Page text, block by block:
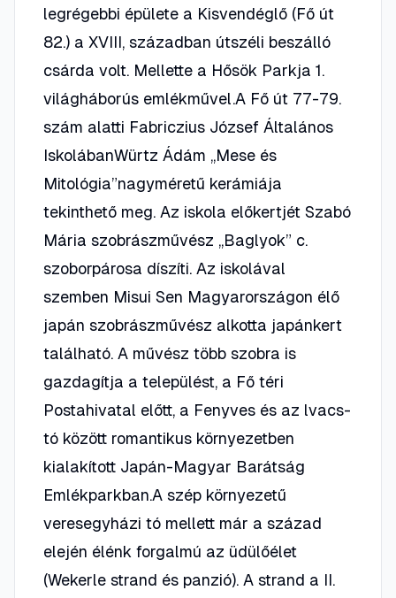
legrégebbi épülete a Kisvendéglő (Fő út
82.) a XVIII, században útszéli beszálló
csárda volt. Mellette a Hősök Parkja 1.
világháborús emlékművel.A Fő út 77-79.
szám alatti Fabriczius József Általános
IskolábanWürtz Ádám „Mese és
Mitológia”nagyméretű kerámiája
tekinthető meg. Az iskola előkertjét Szabó
Mária szobrászművész „Baglyok” c.
szoborpárosa díszíti. Az iskolával
szemben Misui Sen Magyarországon élő
japán szobrászművész alkotta japánkert
található. A művész több szobra is
gazdagítja a települést, a Fő téri
Postahivatal előtt, a Fenyves és az lvacs-
tó között romantikus környezetben
kialakított Japán-Magyar Barátság
Emlékparkban.A szép környezetű
veresegyházi tó mellett már a század
elején élénk forgalmú az üdülőélet
(Wekerle strand és panzió). A strand a II.